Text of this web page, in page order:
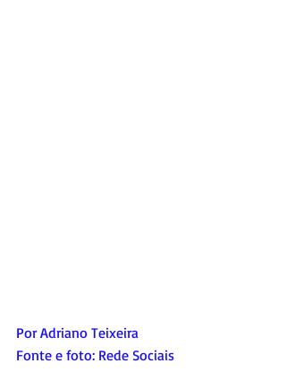
Por Adriano Teixeira
Fonte e foto: Rede Sociais